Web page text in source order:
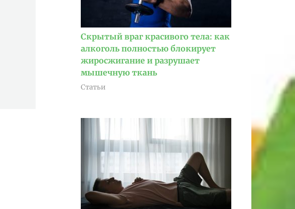
Скрытый враг красивого тела: как
алкоголь полностью блокирует
жиросжигание и разрушает
мышечную ткань
Статьи